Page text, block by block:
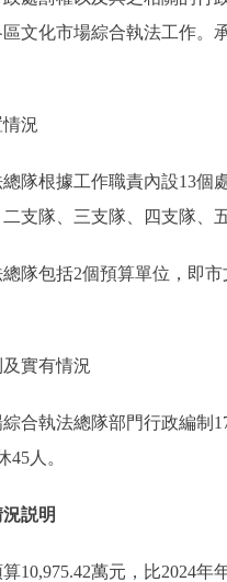
文化市場綜合執法工作。
況
根據工作職責內設13個
支隊、三支隊、四支隊、
包括2個預算單位，即市
實有情況
執法總隊部門行政編制
人。
説明
萬元，比2024年